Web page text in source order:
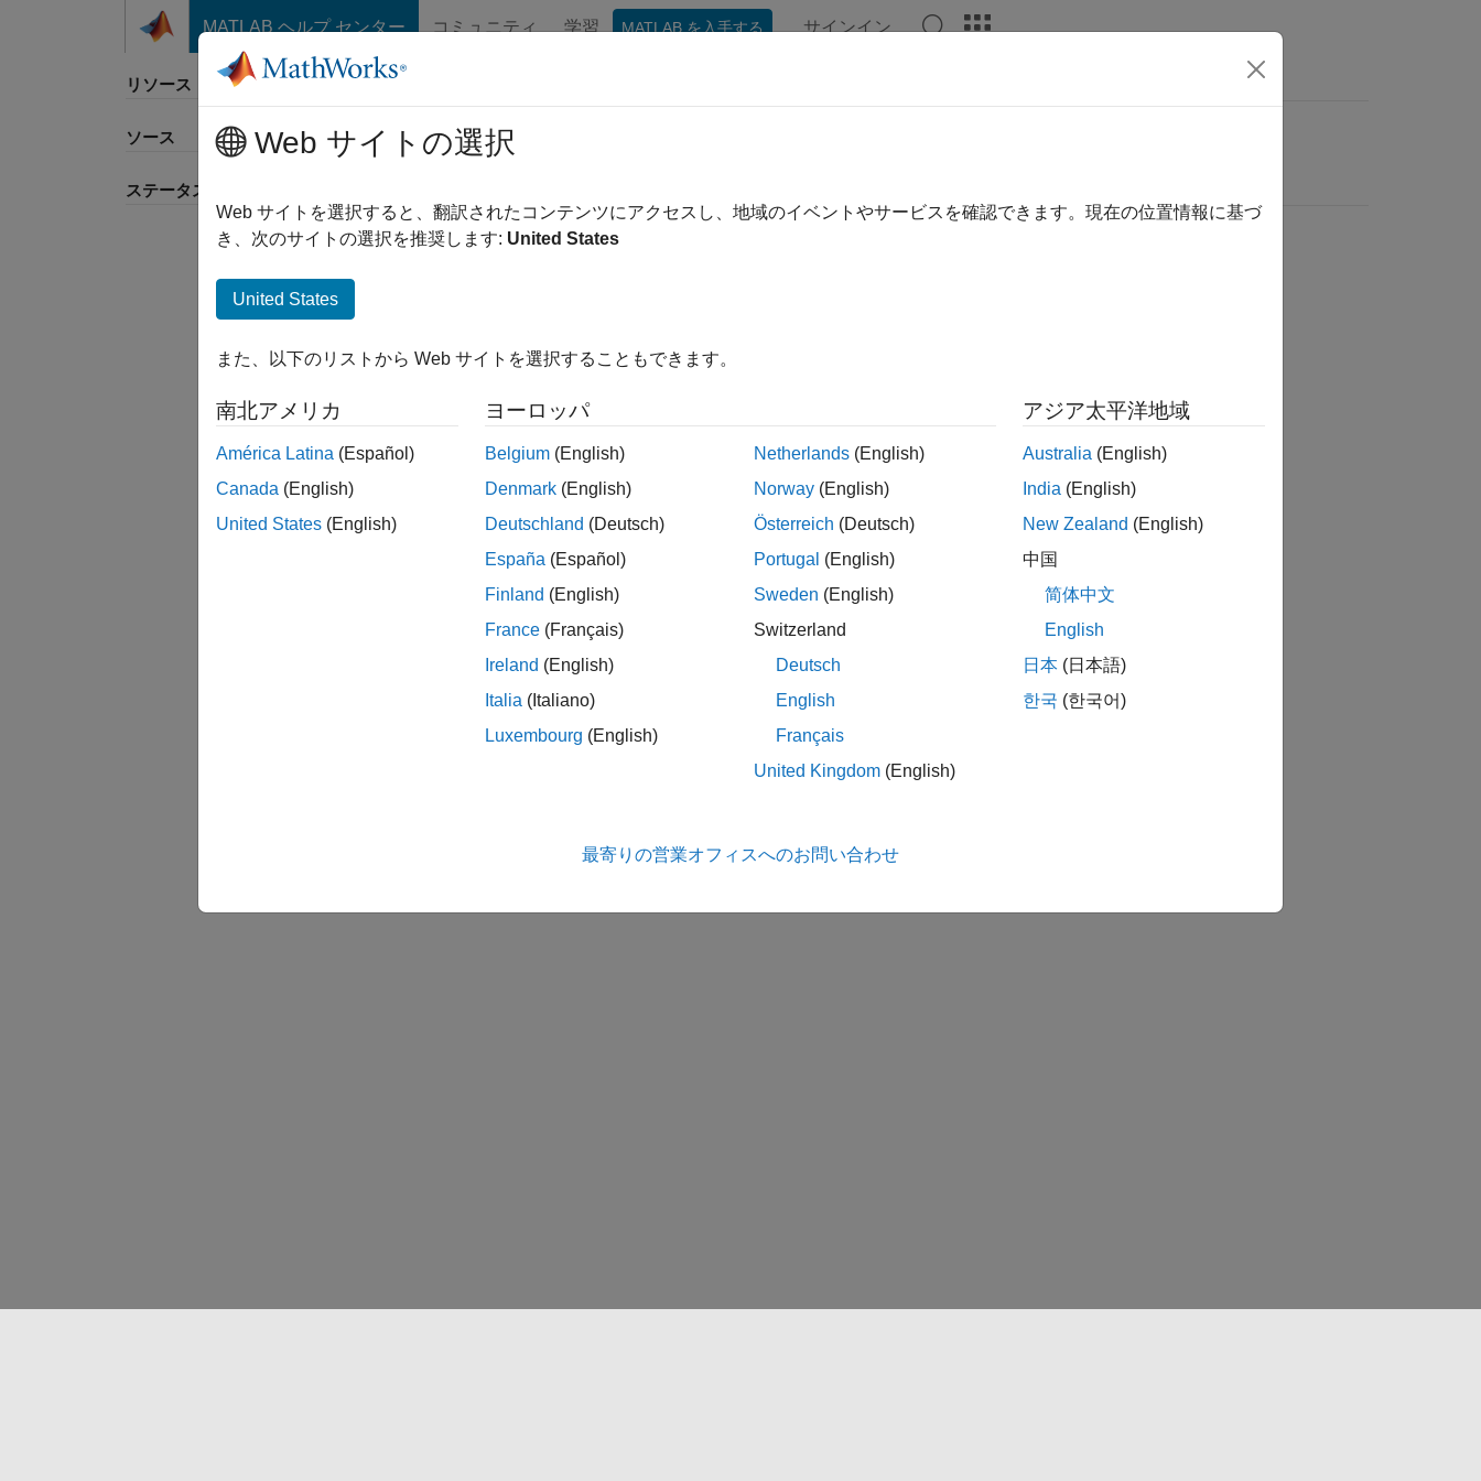
コンテンツへスキップ
MATLAB ヘルプ センター コミュニティ 学習 MATLAB を入手する サインイン
リソース
ソース
ステータス
並べ替え
Web サイトの選択
Web サイトを選択すると、翻訳されたコンテンツにアクセスし、地域のイベントやサービスを確認できます。現在の位置情報に基づ
き、次のサイトの選択を推奨します: United States
United States
また、以下のリストから Web サイトを選択することもできます。
南北アメリカ
América Latina (Español)
Canada (English)
United States (English)
ヨーロッパ
Belgium (English)
Denmark (English)
Deutschland (Deutsch)
España (Español)
Finland (English)
France (Français)
Ireland (English)
Italia (Italiano)
Luxembourg (English)
Netherlands (English)
Norway (English)
Österreich (Deutsch)
Portugal (English)
Sweden (English)
Switzerland
Deutsch
English
Français
United Kingdom (English)
アジア太平洋地域
Australia (English)
India (English)
New Zealand (English)
中国
简体中文
English
日本 (日本語)
한국 (한국어)
最寄りの営業オフィスへのお問い合わせ